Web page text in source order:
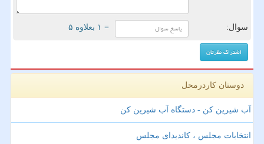
سوال: = ۱ بعلاوه ۵
دوستان کاردرمحل
آب شیرین کن - دستگاه آب شیرین کن
انتخابات مجلس ، کاندیدای مجلس